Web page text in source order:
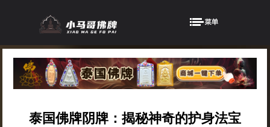
泰国佛牌阴牌：揭秘神奇的护身法宝